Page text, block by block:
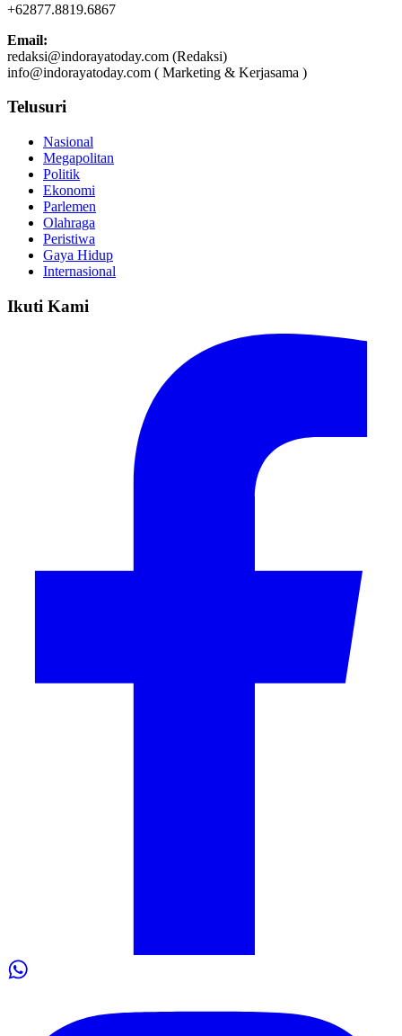
+62877.8819.6867
Email:
redaksi@indorayatoday.com (Redaksi)
info@indorayatoday.com ( Marketing & Kerjasama )
Telusuri
Nasional
Megapolitan
Politik
Ekonomi
Parlemen
Olahraga
Peristiwa
Gaya Hidup
Internasional
Ikuti Kami